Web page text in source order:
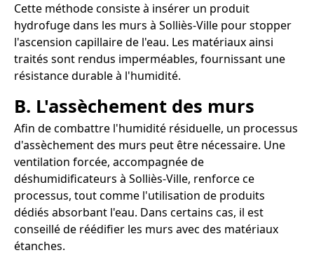
Cette méthode consiste à insérer un produit
hydrofuge dans les murs à Solliès-Ville pour stopper
l'ascension capillaire de l'eau. Les matériaux ainsi
traités sont rendus imperméables, fournissant une
résistance durable à l'humidité.
B. L'assèchement des murs
Afin de combattre l'humidité résiduelle, un processus
d'assèchement des murs peut être nécessaire. Une
ventilation forcée, accompagnée de
déshumidificateurs à Solliès-Ville, renforce ce
processus, tout comme l'utilisation de produits
dédiés absorbant l'eau. Dans certains cas, il est
conseillé de réédifier les murs avec des matériaux
étanches.